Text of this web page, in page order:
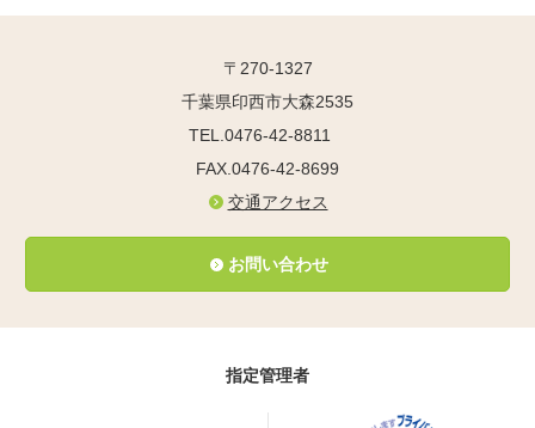
〒270-1327
千葉県印西市大森2535
TEL.0476-42-8811
FAX.0476-42-8699
交通アクセス
お問い合わせ
指定管理者